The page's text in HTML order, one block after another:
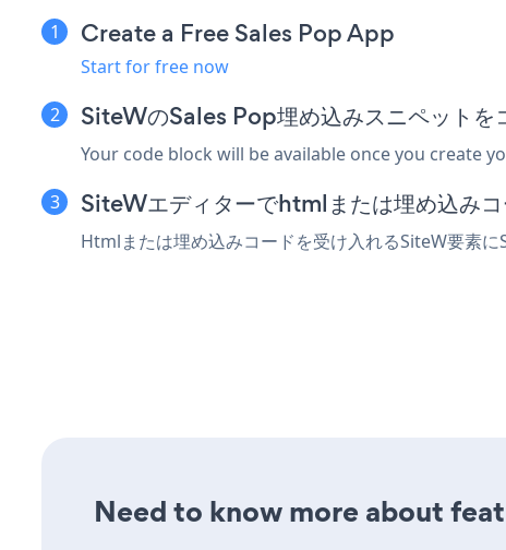
Create a Free Sales Pop App
Start for free now
SiteWのSales Pop埋め込みスニペットを
Your code block will be available once you create
SiteWエディターでhtmlまたは埋め込み
Htmlまたは埋め込みコードを受け入れるSiteW要素
Need to know more about